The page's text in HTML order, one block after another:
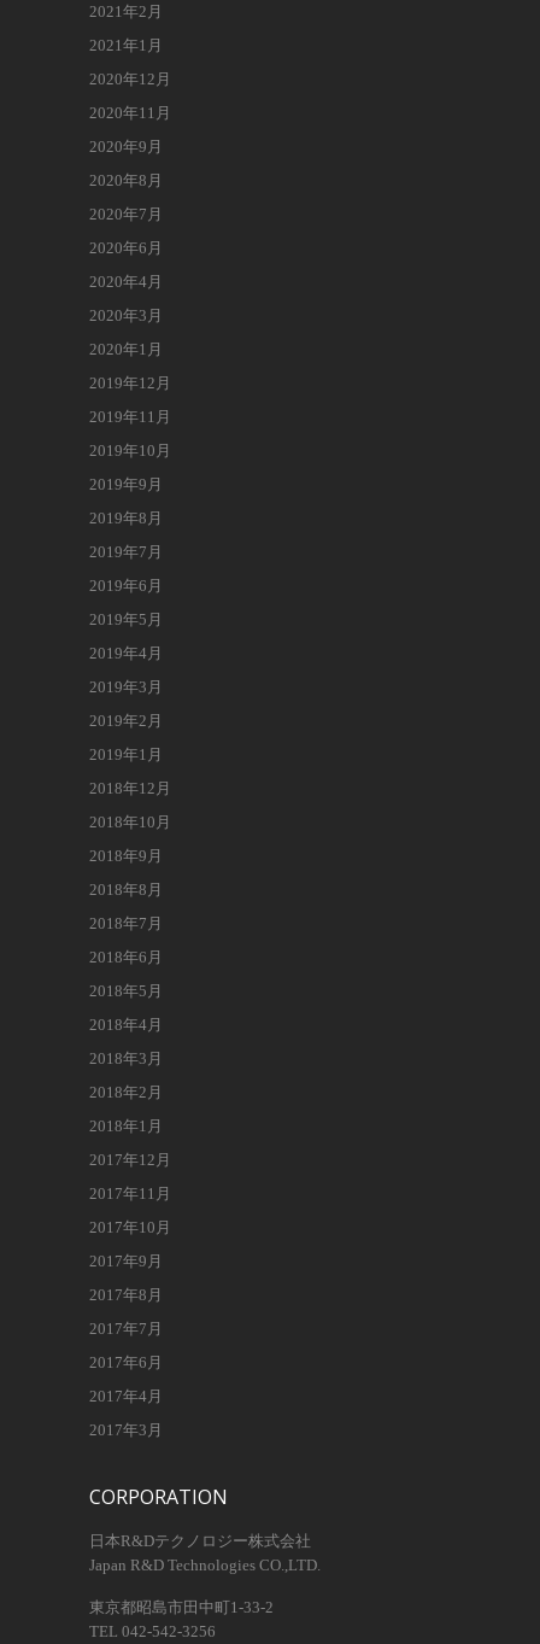
2021年2月
2021年1月
2020年12月
2020年11月
2020年9月
2020年8月
2020年7月
2020年6月
2020年4月
2020年3月
2020年1月
2019年12月
2019年11月
2019年10月
2019年9月
2019年8月
2019年7月
2019年6月
2019年5月
2019年4月
2019年3月
2019年2月
2019年1月
2018年12月
2018年10月
2018年9月
2018年8月
2018年7月
2018年6月
2018年5月
2018年4月
2018年3月
2018年2月
2018年1月
2017年12月
2017年11月
2017年10月
2017年9月
2017年8月
2017年7月
2017年6月
2017年4月
2017年3月
CORPORATION
日本R&Dテクノロジー株式会社
Japan R&D Technologies CO.,LTD.
東京都昭島市田中町1-33-2
TEL 042-542-3256